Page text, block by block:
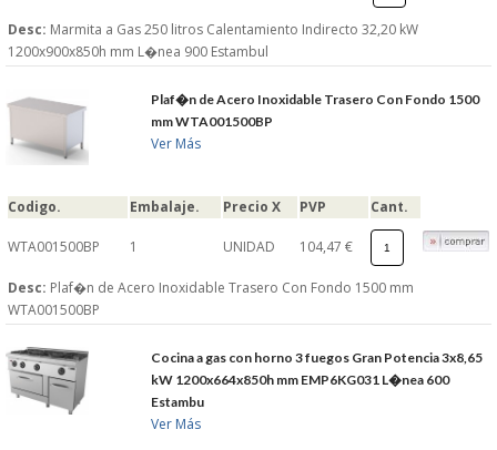
Desc: Marmita a Gas 250 litros Calentamiento Indirecto 32,20 kW
1200x900x850h mm L�nea 900 Estambul
Plaf�n de Acero Inoxidable Trasero Con Fondo 1500
mm WTA001500BP
Ver Más
Codigo. Embalaje. Precio X PVP Cant.
WTA001500BP 1 UNIDAD 104,47 €
Desc: Plaf�n de Acero Inoxidable Trasero Con Fondo 1500 mm
WTA001500BP
Cocina a gas con horno 3 fuegos Gran Potencia 3x8,65
kW 1200x664x850h mm EMP6KG031 L�nea 600
Estambu
Ver Más